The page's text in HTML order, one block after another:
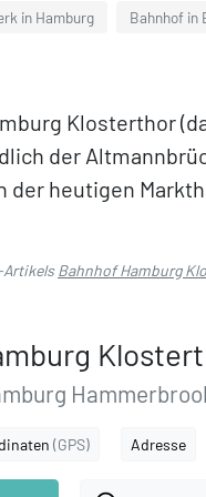
in Hamburg Bahnhof in
Klosterthor
der
der heutigen
ArtikelsBahnhof Hamburg
(GPS) Adresse